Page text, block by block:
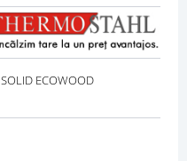
ECOWOOD